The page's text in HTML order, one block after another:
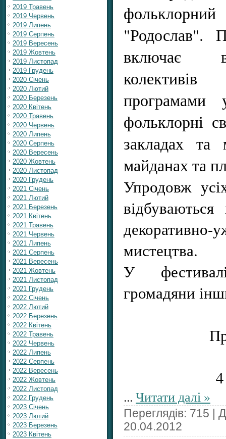
2019 Травень
2019 Червень
2019 Липень
2019 Серпень
2019 Вересень
2019 Жовтень
2019 Листопад
2019 Грудень
2020 Січень
2020 Лютий
2020 Березень
2020 Квітень
2020 Травень
2020 Червень
2020 Липень
2020 Серпень
2020 Вересень
2020 Жовтень
2020 Листопад
2020 Грудень
2021 Січень
2021 Лютий
2021 Березень
2021 Квітень
2021 Травень
2021 Червень
2021 Липень
2021 Серпень
2021 Вересень
2021 Жовтень
2021 Листопад
2021 Грудень
2022 Січень
2022 Лютий
2022 Березень
2022 Квітень
2022 Травень
2022 Червень
2022 Липень
2022 Серпень
2022 Вересень
2022 Жовтень
2022 Листопад
2022 Грудень
2023 Січень
2023 Лютий
2023 Березень
2023 Квітень
"Родослав".
включає
програмами
фольклорні
закладах та
майданах та
Упродовж
декоративно-
мистецтва.
У
громадяни
... Читати далі »
Переглядів: 715 |
20.04.2012